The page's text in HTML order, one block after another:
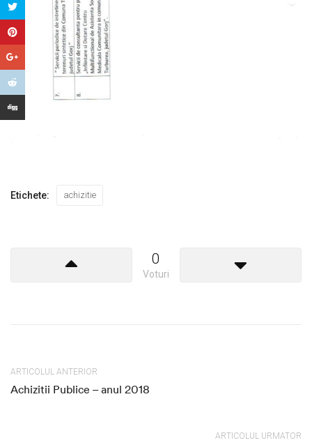
Etichete: achizitie
0
Voturi
ARTICOLUL ANTERIOR
Achizitii Publice – anul 2018
ARTICOLUL URMATOR